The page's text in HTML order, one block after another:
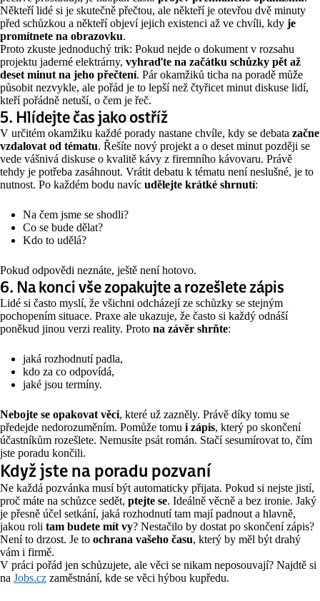
Někteří lidé si je skutečně přečtou, ale někteří je otevřou dvě minuty
před schůzkou a někteří objeví jejich existenci až ve chvíli, kdy je
promítnete na obrazovku.
Proto zkuste jednoduchý trik: Pokud nejde o dokument v rozsahu
projektu jaderné elektrárny, vyhraďte na začátku schůzky pět až
deset minut na jeho přečtení. Pár okamžiků ticha na poradě může
působit nezvykle, ale pořád je to lepší než čtyřicet minut diskuse lidí,
kteří pořádně netuší, o čem je řeč.
5. Hlídejte čas jako ostříž
V určitém okamžiku každé porady nastane chvíle, kdy se debata začne
vzdalovat od tématu. Řešíte nový projekt a o deset minut později se
vede vášnivá diskuse o kvalitě kávy z firemního kávovaru. Právě
tehdy je potřeba zasáhnout. Vrátit debatu k tématu není neslušné, je to
nutnost. Po každém bodu navíc udělejte krátké shrnutí:
Na čem jsme se shodli?
Co se bude dělat?
Kdo to udělá?
Pokud odpovědi neznáte, ještě není hotovo.
6. Na konci vše zopakujte a rozešlete zápis
Lidé si často myslí, že všichni odcházejí ze schůzky se stejným
pochopením situace. Praxe ale ukazuje, že často si každý odnáší
poněkud jinou verzi reality. Proto na závěr shrňte:
jaká rozhodnutí padla,
kdo za co odpovídá,
jaké jsou termíny.
Nebojte se opakovat věci, které už zazněly. Právě díky tomu se
předejde nedorozuměním. Pomůže tomu i zápis, který po skončení
účastníkům rozešlete. Nemusíte psát román. Stačí sesumírovat to, čím
jste poradu končili.
Když jste na poradu pozvaní
Ne každá pozvánka musí být automaticky přijata. Pokud si nejste jistí,
proč máte na schůzce sedět, ptejte se. Ideálně věcně a bez ironie. Jaký
je přesně účel setkání, jaká rozhodnutí tam mají padnout a hlavně,
jakou roli tam budete mít vy? Nestačilo by dostat po skončení zápis?
Není to drzost. Je to ochrana vašeho času, který by měl být drahý
vám i firmě.
V práci pořád jen schůzujete, ale věci se nikam neposouvají? Najdtě si
na Jobs.cz zaměstnání, kde se věci hýbou kupředu.